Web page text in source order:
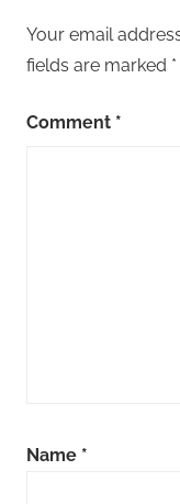
Your email
fields are marked *
Comment *
Name *